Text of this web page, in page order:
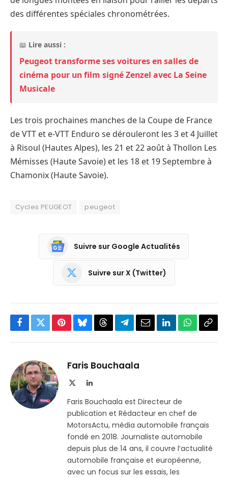
des différentes spéciales chronométrées.
📖 Lire aussi :
Peugeot transforme ses voitures en salles de
cinéma pour un film signé Zenzel avec La Seine
Musicale
Les trois prochaines manches de la Coupe de France
de VTT et e-VTT Enduro se dérouleront les 3 et 4 Juillet
à Risoul (Hautes Alpes), les 21 et 22 août à Thollon Les
Mémisses (Haute Savoie) et les 18 et 19 Septembre à
Chamonix (Haute Savoie).
Cycles PEUGEOT peugeot
Suivre sur Google Actualités
Suivre sur X (Twitter)
Facebook
TwitterPinterestBlueskyThreadsPartager
Telegram
EmailLinkedInWhatsApp
Faris Bouchaala
LinkedIn
Faris Bouchaala est Directeur de
publication et Rédacteur en chef de
MotorsActu, média automobile français
fondé en 2018. Journaliste automobile
depuis plus de 14 ans, il couvre l’actualité
automobile française et européenne,
avec un focus sur les essais, les